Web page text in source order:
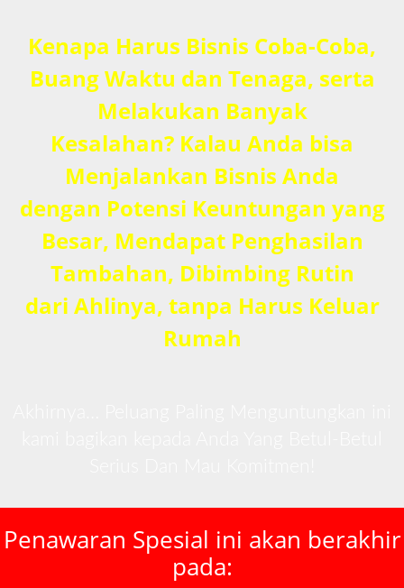
Kenapa Harus Bisnis Coba-Coba,
Buang Waktu dan Tenaga, serta
Melakukan Banyak
Kesalahan? Kalau Anda bisa
Menjalankan Bisnis Anda
dengan Potensi Keuntungan yang
Besar, Mendapat Penghasilan
Tambahan, Dibimbing Rutin
dari Ahlinya, tanpa Harus Keluar
Rumah
Penawaran Spesial ini akan berakhir
pada: